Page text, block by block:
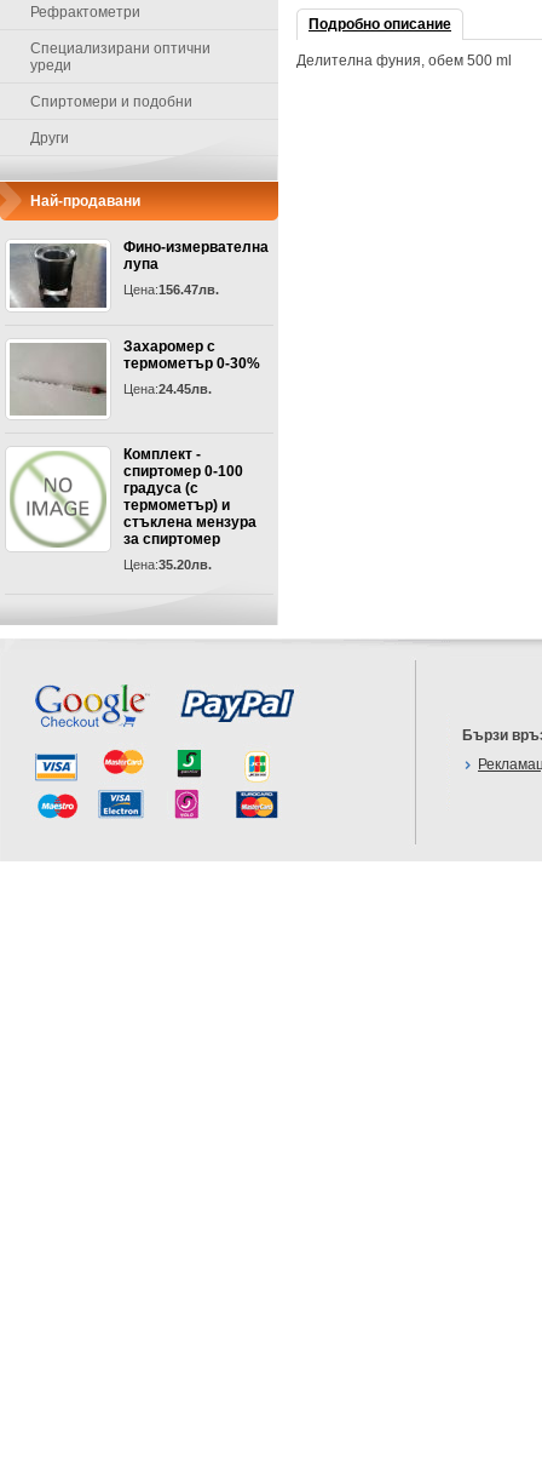
Рефрактометри
Специализирани оптични
уреди
Спиртомери и подобни
Други
Най-продавани
Фино-измервателна
лупа
Цена:156.47лв.
Захаромер с
термометър 0-30%
Цена:24.45лв.
Комплект -
спиртомер 0-100
градуса (с
термометър) и
стъклена мензура
за спиртомер
Цена:35.20лв.
Подробно описание
Делителна фуния, обем 500 ml
Бързи